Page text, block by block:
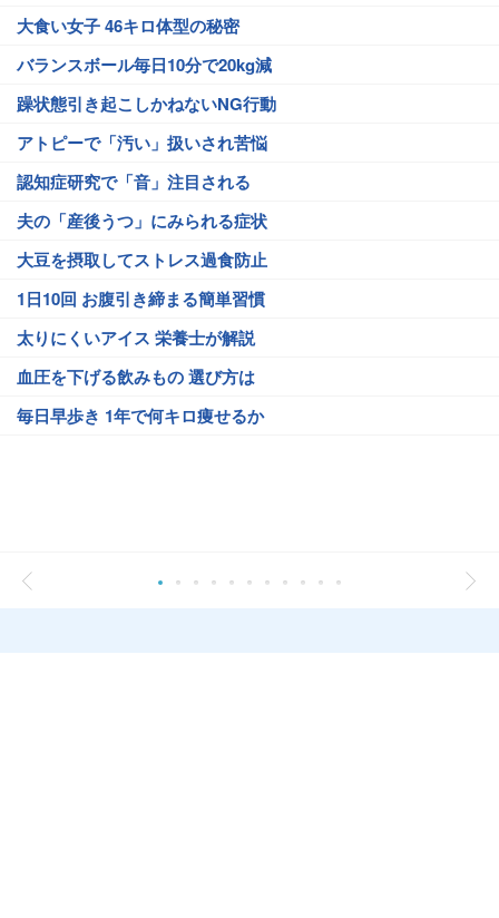
大食い女子 46キロ体型の秘密
バランスボール毎日10分で20kg減
躁状態引き起こしかねないNG行動
アトピーで「汚い」扱いされ苦悩
認知症研究で「音」注目される
夫の「産後うつ」にみられる症状
大豆を摂取してストレス過食防止
1日10回 お腹引き締まる簡単習慣
太りにくいアイス 栄養士が解説
血圧を下げる飲みもの 選び方は
毎日早歩き 1年で何キロ痩せるか